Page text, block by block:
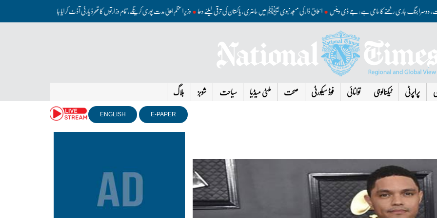
دوسرا جنگ جاری رکھنے کا حامی ہے: جے ڈی وینس اسحاق ڈار کی مسجد نبوی ﷺ میں حاضری، پاکستان کی ترقی کیلئے دعا وزیراعظم اپنی مدت پوری کرینگے، تمام وزارتوں کا تھرڈ پارٹی آڈٹ کرایا جائے: محسن نقوی
پراپرٹی ٹیکنالوجی توانائی فوڈ سیکورٹی صحت ملٹی میڈیا سیاحت شوبز بلاگ
E-PAPER
ENGLISH